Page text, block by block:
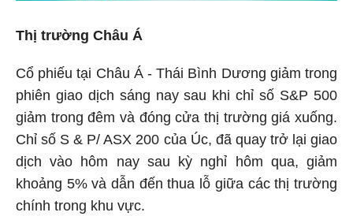
Thị trường Châu Á
Cổ phiếu tại Châu Á - Thái Bình Dương giảm trong
phiên giao dịch sáng nay sau khi chỉ số S&P 500
giảm trong đêm và đóng cửa thị trường giá xuống.
Chỉ số S & P/ ASX 200 của Úc, đã quay trở lại giao
dịch vào hôm nay sau kỳ nghỉ hôm qua, giảm
khoảng 5% và dẫn đến thua lỗ giữa các thị trường
chính trong khu vực.